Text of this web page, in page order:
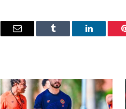
بينتيريستلينكدإن Tumblr
البريد